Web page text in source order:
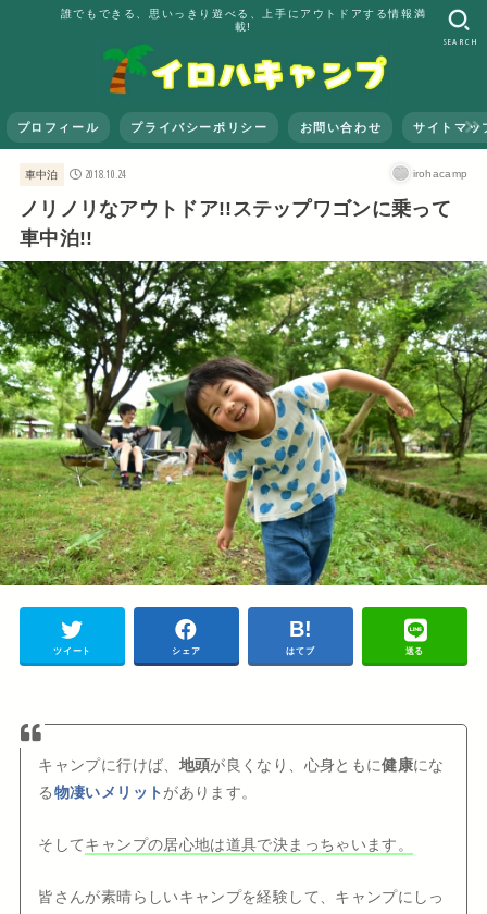
誰でもできる、思いっきり遊べる、上手にアウトドアする情報満
載!
プロフィール プライバシーポリシー お問い合わせ サイトマッ
SEARCH
車中泊 2018.10.24 irohacamp
ノリノリなアウトドア!!ステップワゴンに乗って
車中泊!!
ツイート シェア はてブ 送る
キャンプに行けば、 地頭が良くなり、心身ともに健康にな
る物凄いメリットがあります。
そしてキャンプの居心地は道具で決まっちゃいます。
皆さんが素晴らしいキャンプを経験して、キャンプにしっ